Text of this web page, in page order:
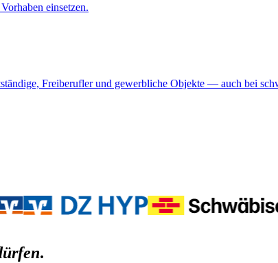
einsetzen.
Freiberufler und gewerbliche Objekte — auch bei
.